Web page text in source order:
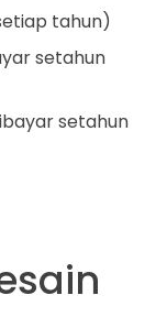
tahun)
setahun
setahun